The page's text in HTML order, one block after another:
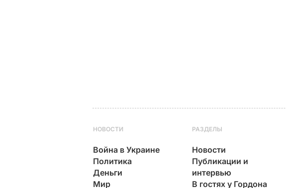
НОВОСТИ
Война в Украине
Политика
Деньги
Мир
РАЗДЕЛЫ
Новости
Публикации и
интервью
В гостях у Гордона